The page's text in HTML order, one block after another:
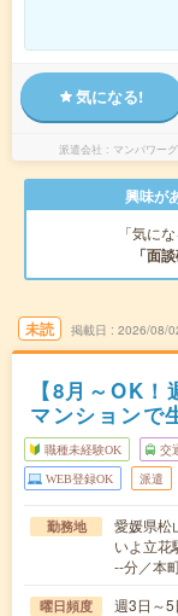
気になる!
派遣会社 マンパワー
興味が
「気に
「面
未読 掲載日 2026/08/
【8月～OK
マンションで
職種未経験OK 交
WEB登録OK 派遣
勤務地
愛媛県松
いよ立花
--分／本
曜日頻度 週3日～